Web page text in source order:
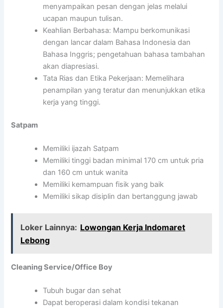
menyampaikan pesan dengan jelas melalui
ucapan maupun tulisan.
Keahlian Berbahasa: Mampu berkomunikasi
dengan lancar dalam Bahasa Indonesia dan
Bahasa Inggris; pengetahuan bahasa tambahan
akan diapresiasi.
Tata Rias dan Etika Pekerjaan: Memelihara
penampilan yang teratur dan menunjukkan etika
kerja yang tinggi.
Satpam
Memiliki ijazah Satpam
Memiliki tinggi badan minimal 170 cm untuk pria
dan 160 cm untuk wanita
Memiliki kemampuan fisik yang baik
Memiliki sikap disiplin dan bertanggung jawab
Loker Lainnya: Lowongan Kerja Indomaret
Lebong
Cleaning Service/Office Boy
Tubuh bugar dan sehat
Dapat beroperasi dalam kondisi tekanan